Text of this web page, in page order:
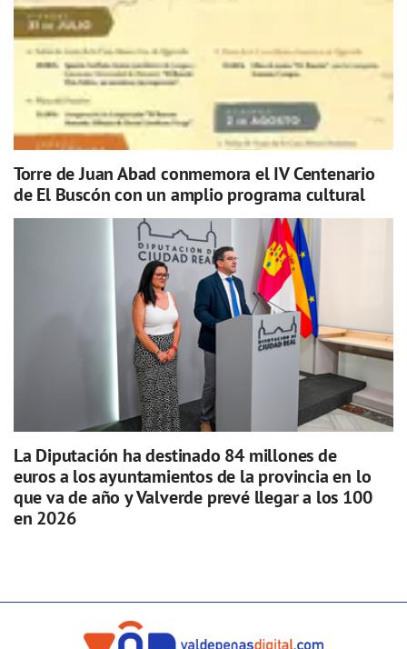
Torre de Juan Abad conmemora el IV Centenario
de El Buscón con un amplio programa cultural
La Diputación ha destinado 84 millones de
euros a los ayuntamientos de la provincia en lo
que va de año y Valverde prevé llegar a los 100
en 2026